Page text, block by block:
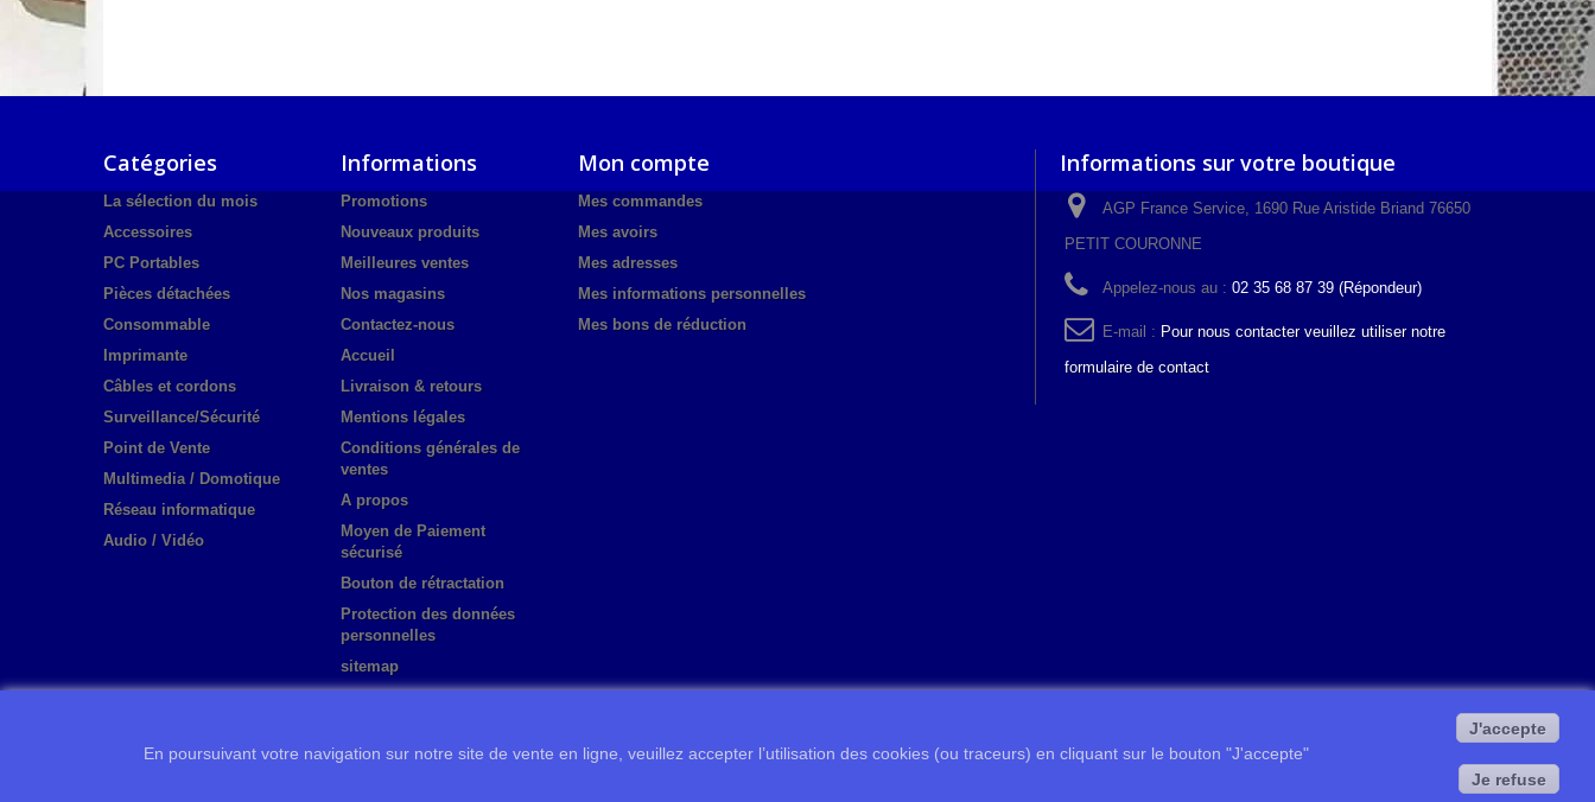
Catégories
La sélection du mois
Accessoires
PC Portables
Pièces détachées
Consommable
Imprimante
Câbles et cordons
Surveillance/Sécurité
Point de Vente
Multimedia / Domotique
Réseau informatique
Audio / Vidéo
Informations
Promotions
Nouveaux produits
Meilleures ventes
Nos magasins
Contactez-nous
Accueil
Livraison & retours
Mentions légales
Conditions générales de
ventes
A propos
Moyen de Paiement
sécurisé
Bouton de rétractation
Protection des données
personnelles
sitemap
Mon compte
Mes commandes
Mes avoirs
Mes adresses
Mes informations personnelles
Mes bons de réduction
Informations sur votre boutique
AGP France Service, 1690 Rue Aristide Briand 76650
PETIT COURONNE
Appelez-nous au : 02 35 68 87 39 (Répondeur)
E-mail : Pour nous contacter veuillez utiliser notre
formulaire de contact
En poursuivant votre navigation sur notre site de vente en ligne, veuillez accepter l’utilisation des cookies (ou traceurs) en cliquant sur le bouton "J'accepte"
J'accepte
Je refuse